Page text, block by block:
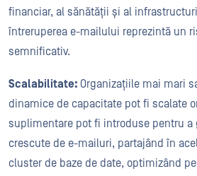
financiar, al sănătății și al
întreruperea e-mailului reprezintă un
semnificativ.
Scalabilitate: Organizațiile mai mari
dinamice de capacitate pot fi scalate
suplimentare pot fi introduse pentru a
crescute de e-mailuri, partajând în
cluster de baze de date, optimizând